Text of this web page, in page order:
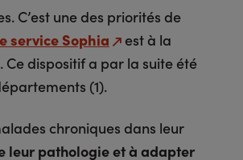
C’est une des priorités de
service Sophia
est à la
. Ce dispositif a par la suite été
(1).
chroniques dans leur
leur pathologie et à adapter